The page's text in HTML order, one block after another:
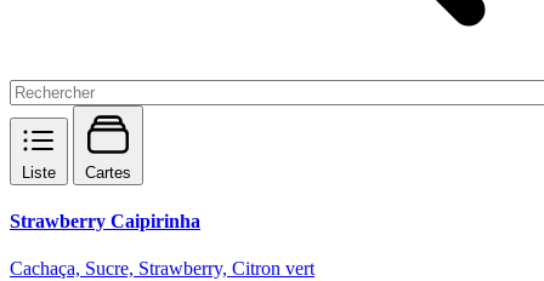
Liste Cartes
Strawberry Caipirinha
Cachaça, Sucre, Strawberry, Citron vert